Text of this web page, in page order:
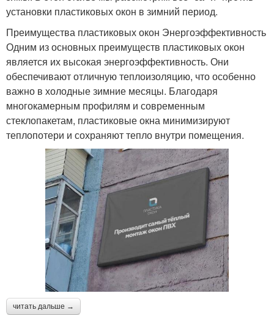
установки пластиковых окон в зимний период.
Преимущества пластиковых окон Энергоэффективность
Одним из основных преимуществ пластиковых окон
является их высокая энергоэффективность. Они
обеспечивают отличную теплоизоляцию, что особенно
важно в холодные зимние месяцы. Благодаря
многокамерным профилям и современным
стеклопакетам, пластиковые окна минимизируют
теплопотери и сохраняют тепло внутри помещения.
читать дальше →